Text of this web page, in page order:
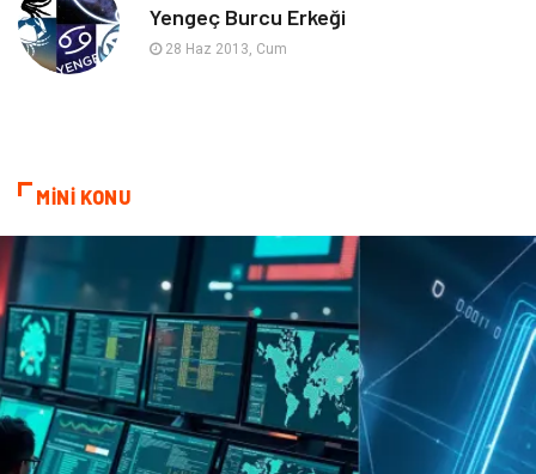
Astroloji Keyfinizi Kaçırmayın
Sigorta Çadır
Yazı Tahtaları Pet Malzemeleri
Yengeç Burcu Erkeği
28 Haz 2013, Cum
MİNİ KONU